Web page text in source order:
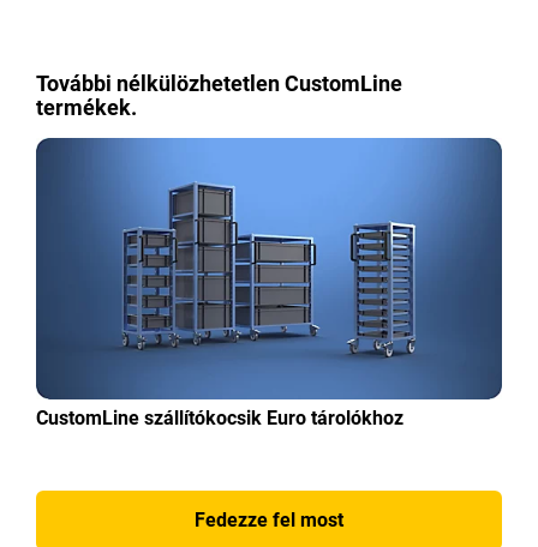
További nélkülözhetetlen CustomLine
termékek.
CustomLine szállítókocsik Euro tárolókhoz
Fedezze fel most